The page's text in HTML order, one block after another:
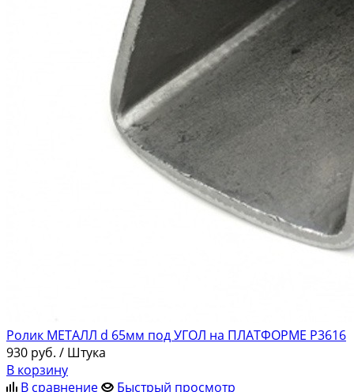
Ролик МЕТАЛЛ d 65мм под УГОЛ на ПЛАТФОРМЕ Р3616
930 руб. / Штука
В корзину
В сравнение
Быстрый просмотр